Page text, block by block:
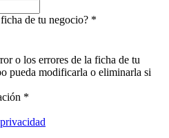
de tu negocio? *
o los errores de la ficha de tu
pueda modificarla o eliminarla si
*